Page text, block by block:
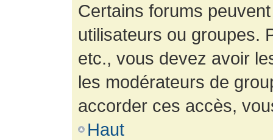
Certains forums
utilisateurs ou groupes.
etc., vous devez avoir
les modérateurs de
accorder ces accès,
Haut